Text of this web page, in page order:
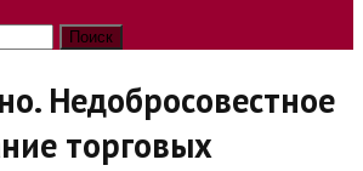
Недобросовестное
торговых